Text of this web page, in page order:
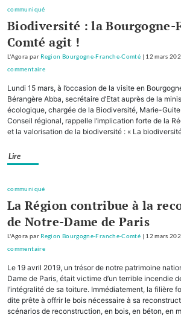
pour
le
tourisme
de
communiqué
Biodiversité : la Bourgogne-
Comté agit !
L'Agora par Region Bourgogne-Franche-Comté | 12 mars
commentaireon
autres
Régions,
la
plan
d’investissement
pour
le
de
Lundi 15 mars, à l’occasion de la visite en
Bérangère Abba, secrétaire d’Etat auprès de la
écologique, chargée de la Biodiversité, Marie-
Conseil régional, rappelle l’implication forte de la
et la valorisation de la biodiversité : « La
Lire
communiqué
La Région contribue à la
de Notre-Dame de Paris
L'Agora par Region Bourgogne-Franche-Comté | 12 mars
commentaireon
autres
Régions,
la
Le 19 avril 2019, un trésor de notre patrimoine
Dame de Paris, était victime d’un terrible incendie
l’intégralité de sa toiture. Immédiatement, la filière
dite prête à offrir le bois nécessaire à sa
scénarios de reconstruction, en bois, en béton, en